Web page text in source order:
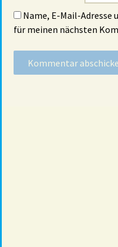
Name, E-Mail-Adresse
für meinen nächsten